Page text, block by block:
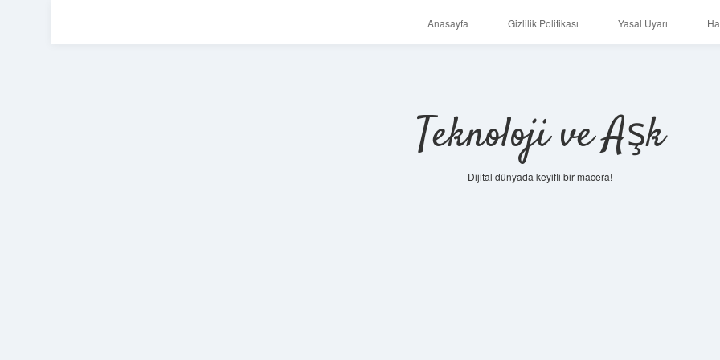
Anasayfa Gizlilik Politikası Yasal Uyarı
Teknoloji ve Aşk
Dijital dünyada keyifli bir macera!